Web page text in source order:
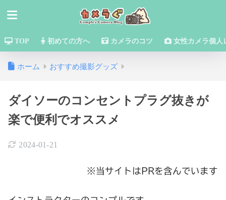
TOP 初めての方へ カメラのコツ 女性カメラ個人
ホーム おすすめ撮影グッズ
ダイソーのコンセントプラグ抜きが
楽で便利でオススメ
2024-01-21
※当サイトはPRを含んでいます